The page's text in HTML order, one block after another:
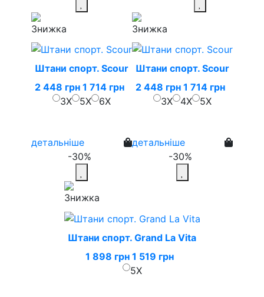
Штани спорт. Scour
2 448 грн 1 714 грн
3X
5X 6X
детальніше
-30%
Штани спорт. Scour
2 448 грн 1 714 грн
3X
4X 5X
детальніше
-30%
Штани спорт. Grand La Vita
1 898 грн 1 519 грн
5X